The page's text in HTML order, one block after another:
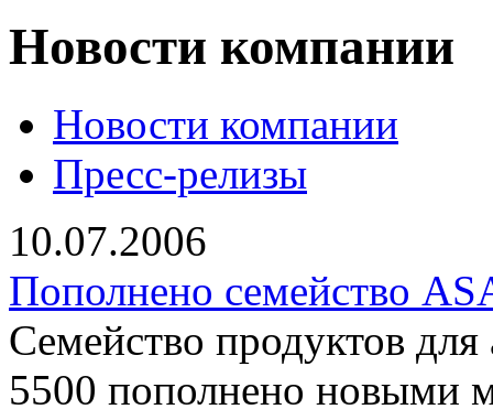
Новости компании
Новости компании
Пресс-релизы
10.07.2006
Пополнено семейство
Семейство продуктов
5500 пополнено новыми